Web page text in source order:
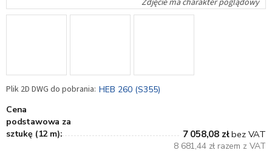
HEB 260 (S355)
Cena
podstawowa za
sztukę (12 m):
7 058,08 złbez VAT
8 681,44 zł razem z VAT